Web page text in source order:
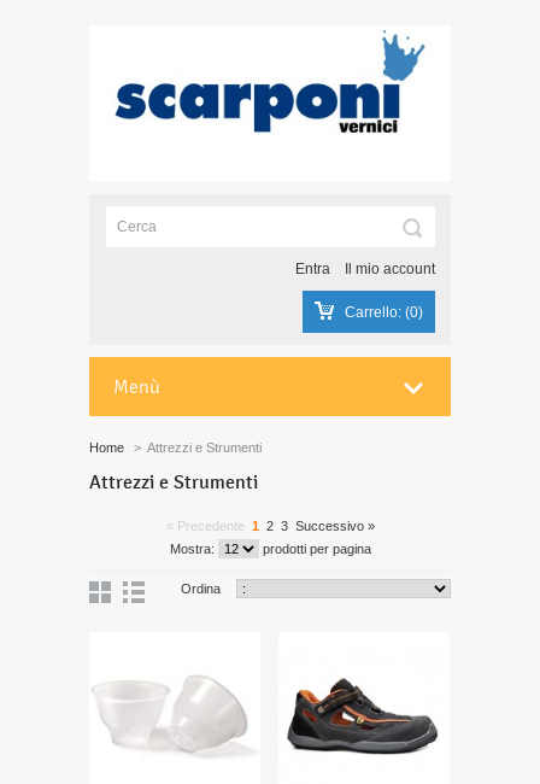
Entra Il mio account
Carrello: (0)
Menù
Home > Attrezzi e Strumenti
Attrezzi e Strumenti
« Precedente 1 2 3 Successivo »
Mostra:
prodotti per pagina
Ordina